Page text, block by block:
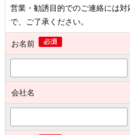
営業・勧誘目的でのご連絡には
で、ご了承ください。
お名前
会社名